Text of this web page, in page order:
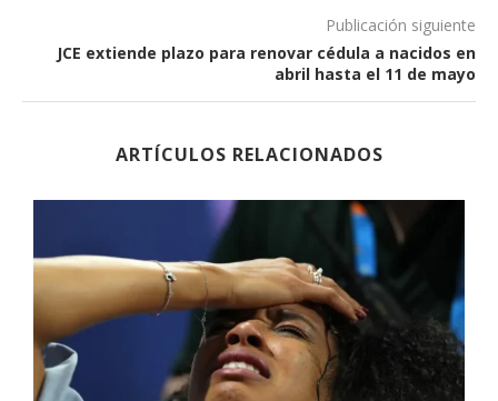
Publicación siguiente
JCE extiende plazo para renovar cédula a nacidos en
abril hasta el 11 de mayo
ARTÍCULOS RELACIONADOS